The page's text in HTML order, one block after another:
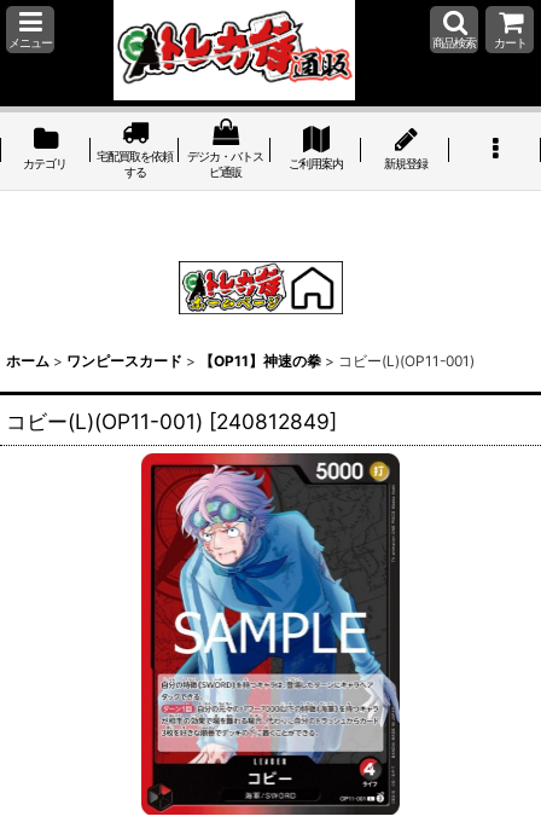
メニュー 商品検索 カート
カテゴリ
宅配買取を依頼
する
デジカ・バトス
ピ通販
ご利用案内 新規登録
ホーム > ワンピースカード > 【OP11】神速の拳 > コビー(L)(OP11-001)
コビー(L)(OP11-001) [240812849]